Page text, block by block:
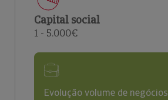
Capital social
1 - 5.000€
Evolução volume de negócios